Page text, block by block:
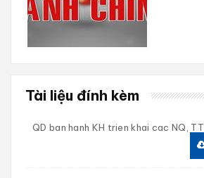
Tài liệu đính kèm
QD ban hanh KH trien khai cac NQ, TT